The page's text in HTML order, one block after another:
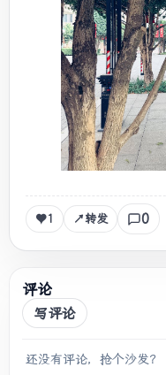
♥1 ↗转发 0
评论
写评论
还没有评论，抢个沙发？